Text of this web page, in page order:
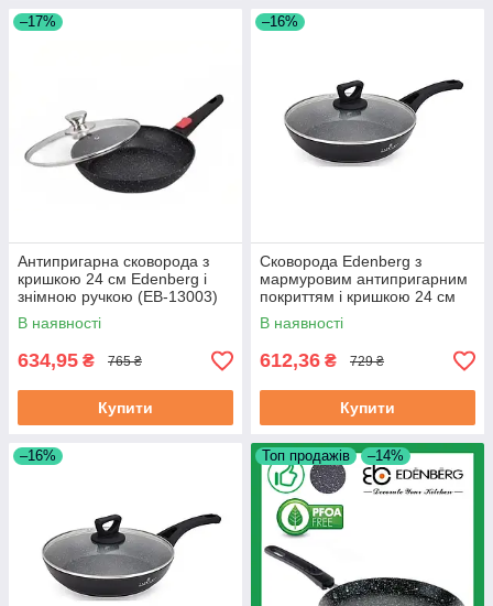
–17%
Антипригарна сковорода з
кришкою 24 см Edenberg і
знімною ручкою (EB-13003)
В наявності
634,95 ₴ 765 ₴
Купити
–16%
Сковорода Edenberg з
мармуровим антипригарним
покриттям і кришкою 24 см
(EB-7454)
В наявності
612,36 ₴ 729 ₴
Купити
–16% Топ продажів –14%